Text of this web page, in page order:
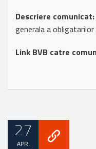
Descriere comunicat:
generala a
Link BVB catre
27
APR.